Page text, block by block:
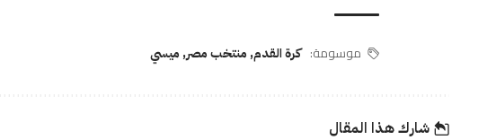
موسومة: كرة القدم,منتخب مصر,ميسي
شارك هذا المقال